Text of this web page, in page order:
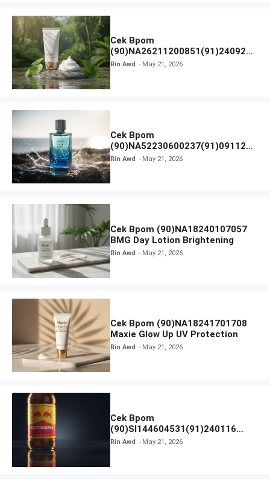
Cek Bpom
(90)NA26211200851(91)240924
SKIN1004 Madagascar Centella
Rin Awd May 21, 2026
Cek Bpom
(90)NA52230600237(91)091126
Afnan 9 AM Dive Eau De Parfum
Rin Awd May 21, 2026
Cek Bpom (90)NA18240107057
BMG Day Lotion Brightening
Rin Awd May 21, 2026
Cek Bpom (90)NA18241701708
Maxie Glow Up UV Protection
Rin Awd May 21, 2026
Cek Bpom
(90)SI144604531(91)240116
Kratingdaeng Red Bull
Rin Awd May 21, 2026